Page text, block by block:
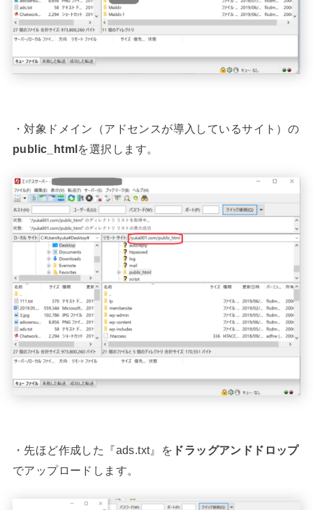
・対象ドメイン（アドセンスが導入しているサイト）の
public_htmlを選択します。
・先ほど作成した『ads.txt』を ドラッグアンドドロップ
でアップロードします。